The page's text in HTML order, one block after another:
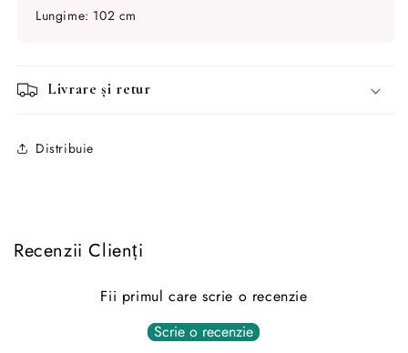
Lungime: 102 cm
Livrare și retur
Distribuie
Recenzii Clienți
Fii primul care scrie o recenzie
Scrie o recenzie